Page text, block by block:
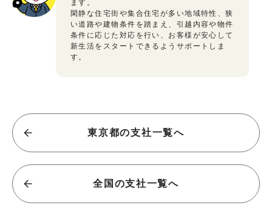
ます。
閑静な住宅街や集合住宅が多い地域特性、狭
い道路や建物条件を踏まえ、引越内容や物件
条件に応じた対応を行い、お客様が安心して
新生活をスタートできるようサポートしま
す。
東京都の支社一覧へ
全国の支社一覧へ